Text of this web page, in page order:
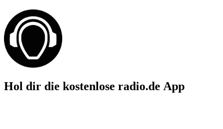
Hol dir die kostenlose radio.de App